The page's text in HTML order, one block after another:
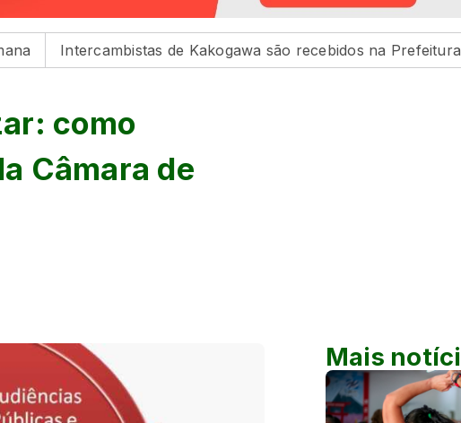
de Kakogawa são recebidos na Prefeitura de Maringá
como
Câmara de
Mais